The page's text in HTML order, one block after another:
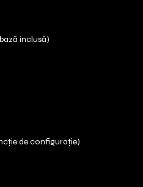
inclusă)
de configurație)